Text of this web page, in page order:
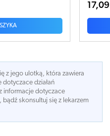
z jego ulotką, która zawiera
działań
informacje dotyczace
skonsultuj się z lekarzem